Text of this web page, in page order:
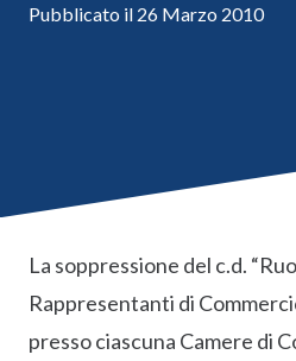
Pubblicato il 26 Marzo 2010
La soppressione del c.d.
Rappresentanti di
presso ciascuna Camere di